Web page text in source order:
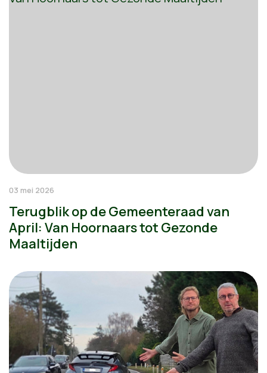
03 mei 2026
Terugblik op de Gemeenteraad van
April: Van Hoornaars tot Gezonde
Maaltijden